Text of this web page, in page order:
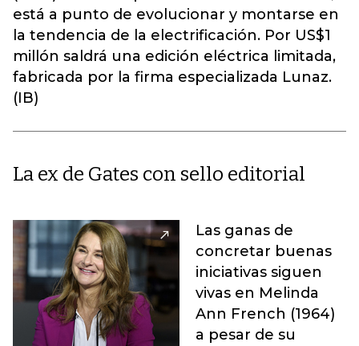
está a punto de evolucionar y montarse en
la tendencia de la electrificación. Por US$1
millón saldrá una edición eléctrica limitada,
fabricada por la firma especializada Lunaz.
(IB)
La ex de Gates con sello editorial
Las ganas de
concretar buenas
iniciativas siguen
vivas en Melinda
Ann French (1964)
a pesar de su